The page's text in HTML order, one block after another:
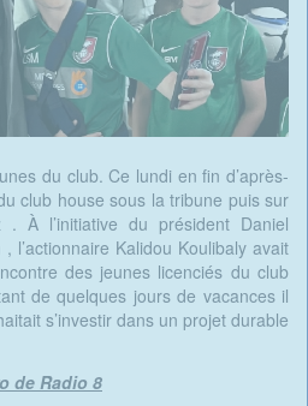
du club. Ce lundi en fin d’après-
club house sous la tribune puis sur
À l’initiative du président Daniel
l’actionnaire Kalidou Koulibaly avait
des jeunes licenciés du club
de quelques jours de vacances il
s’investir dans un projet durable
de Radio 8